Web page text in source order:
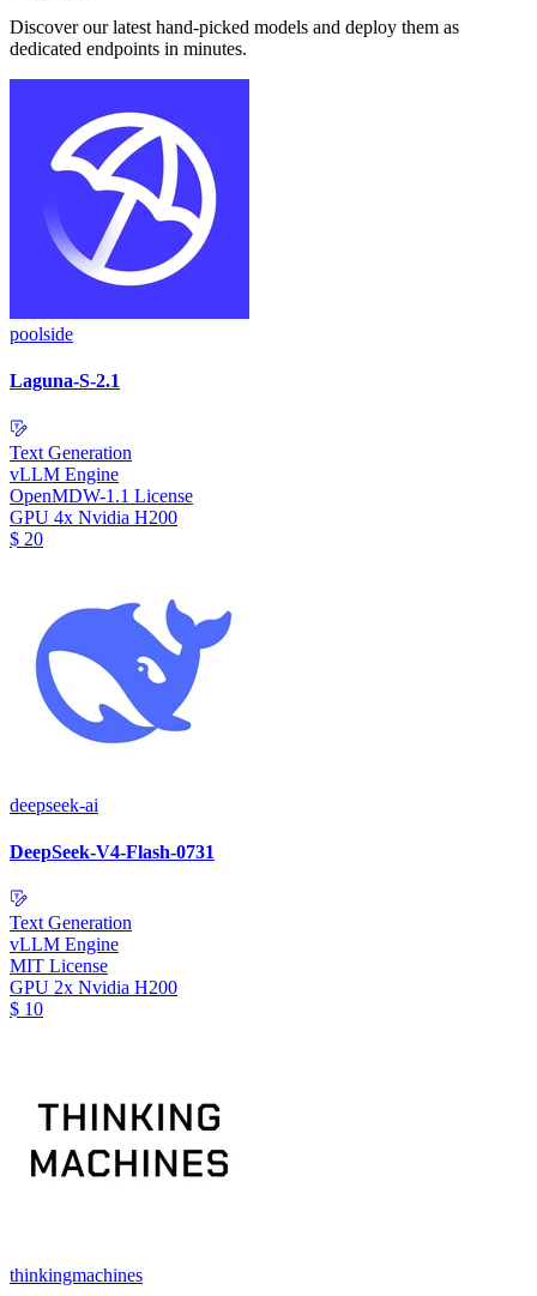
Discover our latest hand-picked models and deploy them as
dedicated endpoints in minutes.
poolside
Laguna-S-2.1
Text Generation
vLLM Engine
OpenMDW-1.1 License
GPU 4x Nvidia H200
$ 20
deepseek-ai
DeepSeek-V4-Flash-0731
Text Generation
vLLM Engine
MIT License
GPU 2x Nvidia H200
$ 10
thinkingmachines